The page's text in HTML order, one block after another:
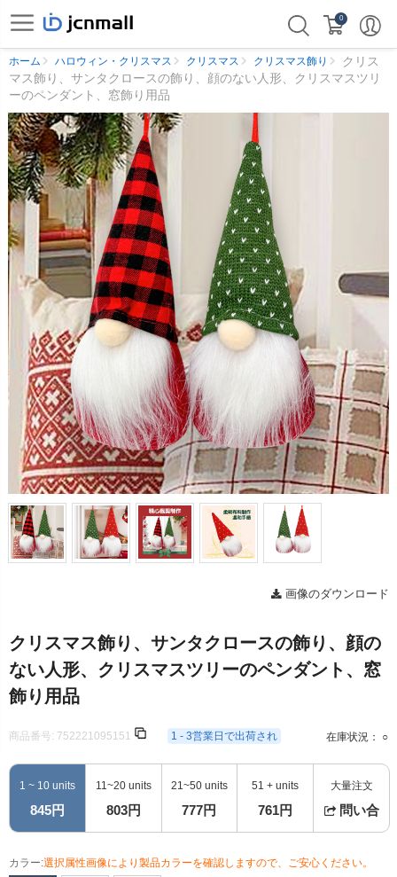
0
ホーム ハロウィン・クリスマス クリスマス クリスマス飾り
クリス
マス飾り、サンタクロースの飾り、顔のない人形、クリスマスツリ
ーのペンダント、窓飾り用品
画像のダウンロード
クリスマス飾り、サンタクロースの飾り、顔の
ない人形、クリスマスツリーのペンダント、窓
飾り用品
商品番号: 752221095151 1 - 3営業日で出荷され 在庫状況： ○
1 ~ 10 units
845円
11~20 units
803円
21~50 units
777円
51 + units
761円
大量注文
問い合
カラー:選択属性画像により製品カラーを確認しますので、ご安心ください。